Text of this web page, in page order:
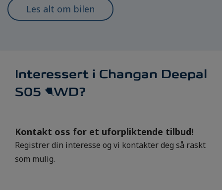
Les alt om bilen
Interessert i Changan Deepal
S05 AWD?
Kontakt oss for et uforpliktende tilbud!
Registrer din interesse og vi kontakter deg så raskt
som mulig.